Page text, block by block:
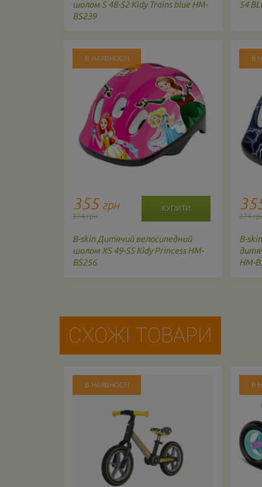
шолом S 48-52 Kidy Trains blue HM-
BS239
В НАЯВНОСТІ
355 грн
374 грн
B-skin Дитячий велосипедний
шолом XS 49-55 Kidy Princess HM-
BS256
54
В
374
B-skin
HM-
СХОЖІ ТОВАРИ
В НАЯВНОСТІ В